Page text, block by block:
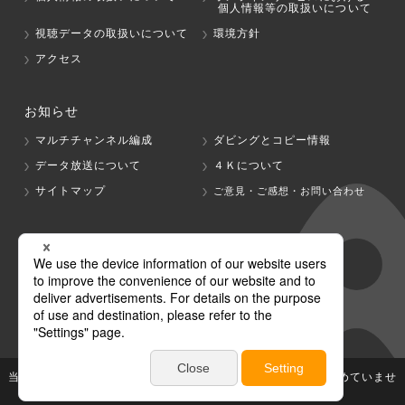
個人情報等の取扱いについて
視聴データの取扱いについて
環境方針
アクセス
お知らせ
マルチチャンネル編成
ダビングとコピー情報
データ放送について
４Ｋについて
サイトマップ
ご意見・ご感想・お問い合わせ
グループ会社
テレビ朝日 テレ朝チャンネル
当社が著作権、著作隣接権を有する放送番組等の無断利用は認めていませ
ん。